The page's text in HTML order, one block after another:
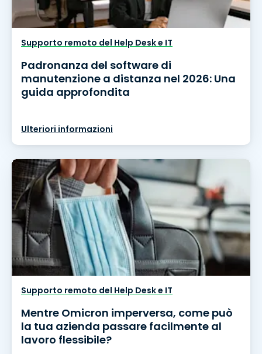
Supporto remoto del Help Desk e IT
Padronanza del software di
manutenzione a distanza nel 2026: Una
guida approfondita
Ulteriori informazioni
Supporto remoto del Help Desk e IT
Mentre Omicron imperversa, come può
la tua azienda passare facilmente al
lavoro flessibile?